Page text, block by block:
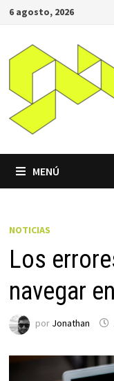
Saltar
contenido
6 agosto, 2026
MENÚ
NOTICIAS
Los
navegar
por Jonathan